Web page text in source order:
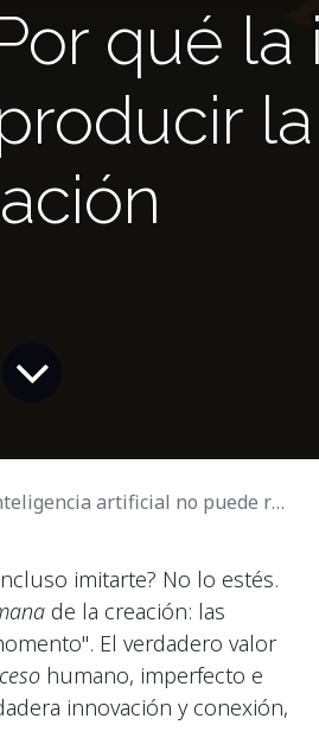
qué
no puede reproducir la magia de la creación
imitarte? No lo estés.
de la creación: las
El verdadero valor
humano, imperfecto e
innovación y conexión,